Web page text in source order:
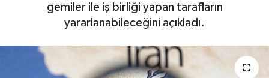
gemiler ile iş birliği yapan tarafların
yararlanabileceğini açıkladı.